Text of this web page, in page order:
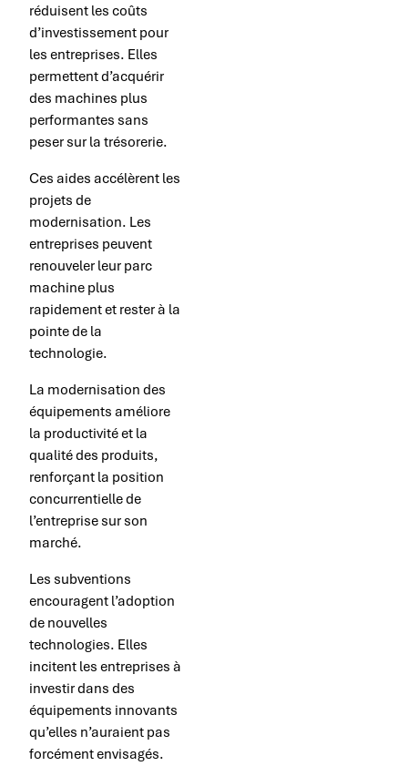
réduisent les coûts
d’investissement pour
les entreprises. Elles
permettent d’acquérir
des machines plus
performantes sans
peser sur la trésorerie.
Ces aides accélèrent les
projets de
modernisation. Les
entreprises peuvent
renouveler leur parc
machine plus
rapidement et rester à la
pointe de la
technologie.
La modernisation des
équipements améliore
la productivité et la
qualité des produits,
renforçant la position
concurrentielle de
l’entreprise sur son
marché.
Les subventions
encouragent l’adoption
de nouvelles
technologies. Elles
incitent les entreprises à
investir dans des
équipements innovants
qu’elles n’auraient pas
forcément envisagés.